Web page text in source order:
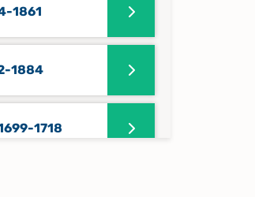
1861
1884
1718